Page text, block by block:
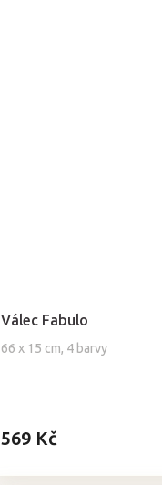
Válec Fabulo
66 x 15 cm, 4 barvy
hodnocení
produktu
je
569 Kč